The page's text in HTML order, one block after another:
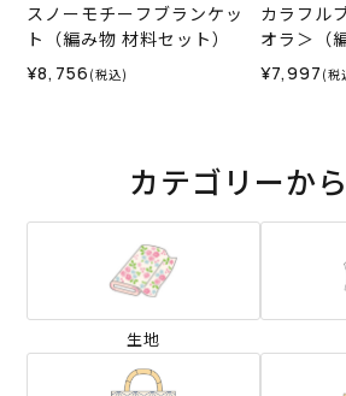
スノーモチーフブランケッ
ト（編み物 材料セット）
¥8,756 (税込)
カラフル
オラ＞（
ト）
¥7,997 (税
カテゴリーか
生地